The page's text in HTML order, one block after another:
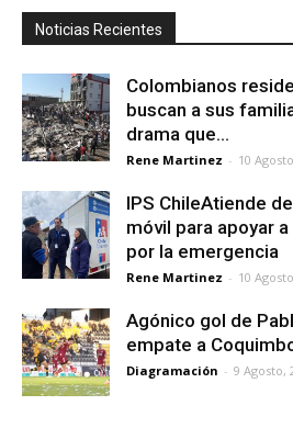
Noticias Recientes
Colombianos
buscan a sus
drama que...
Rene Martinez - 10
IPS ChileAtiende
móvil para apoyar
por la emergencia
Rene Martinez - 10
Agónico gol de
empate a
Diagramación - 9 Agosto,